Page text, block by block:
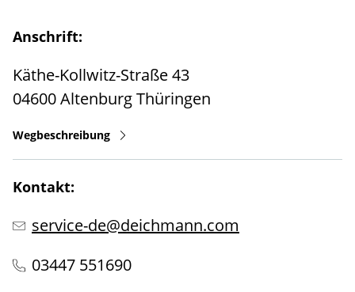
Anschrift:
Käthe-Kollwitz-Straße 43
04600AltenburgThüringen
Wegbeschreibung
Kontakt:
service-de@deichmann.com
03447 551690